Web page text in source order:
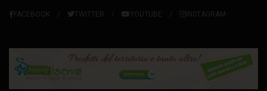
FACEBOOK TWITTER YOUTUBE INSTAGRAM